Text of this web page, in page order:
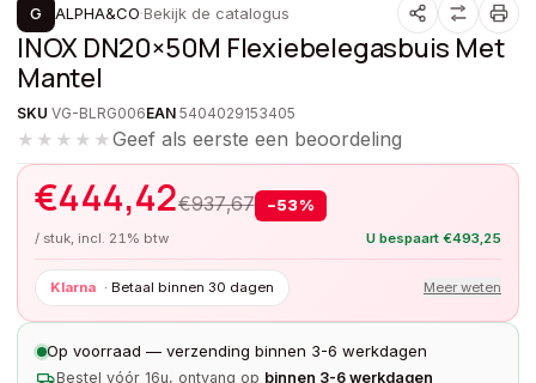
G ALPHA&CO·Bekijk de catalogus
INOX DN20×50M Flexiebelegasbuis Met
Mantel
SKU VG-BLRG006EAN 5404029153405
★★★★★Geef als eerste een beoordeling
€444,42€937,67 −53%
/ stuk, incl. 21% btw U bespaart €493,25
Klarna · Betaal binnen 30 dagen Meer weten
Op voorraad — verzending binnen 3-6 werkdagen
Bestel vóór 16u, ontvang op binnen 3-6 werkdagen